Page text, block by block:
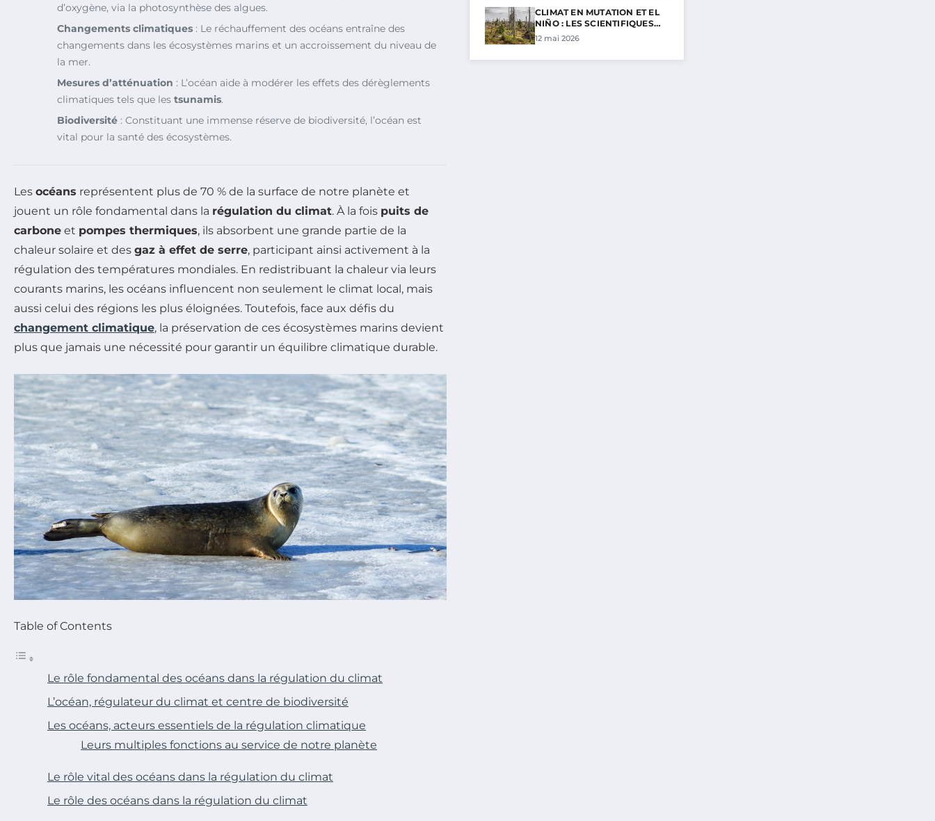
d’oxygène, via la photosynthèse des algues.
Changements climatiques : Le réchauffement des océans entraîne des
changements dans les écosystèmes marins et un accroissement du niveau de
la mer.
Mesures d’atténuation : L’océan aide à modérer les effets des dérèglements
climatiques tels que les tsunamis.
Biodiversité : Constituant une immense réserve de biodiversité, l’océan est
vital pour la santé des écosystèmes.
Les océans représentent plus de 70 % de la surface de notre planète et
jouent un rôle fondamental dans la régulation du climat. À la fois puits de
carbone et pompes thermiques, ils absorbent une grande partie de la
chaleur solaire et des gaz à effet de serre, participant ainsi activement à la
régulation des températures mondiales. En redistribuant la chaleur via leurs
courants marins, les océans influencent non seulement le climat local, mais
aussi celui des régions les plus éloignées. Toutefois, face aux défis du
changement climatique, la préservation de ces écosystèmes marins devient
plus que jamais une nécessité pour garantir un équilibre climatique durable.
Table of Contents
Le rôle fondamental des océans dans la régulation du climat
L’océan, régulateur du climat et centre de biodiversité
Les océans, acteurs essentiels de la régulation climatique
Leurs multiples fonctions au service de notre planète
Le rôle vital des océans dans la régulation du climat
Le rôle des océans dans la régulation du climat
CLIMAT EN MUTATION ET EL
NIÑO : LES SCIENTIFIQUES…
12 mai 2026